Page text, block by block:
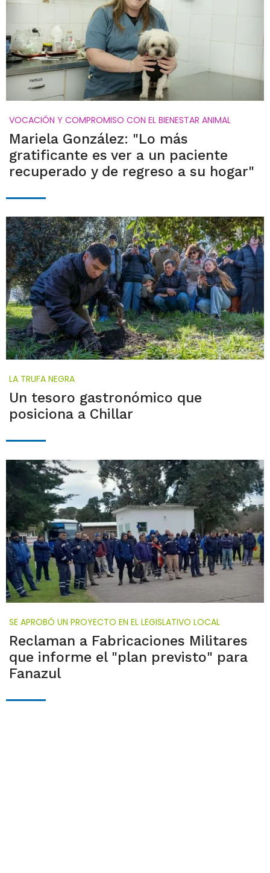
VOCACIÓN Y COMPROMISO CON EL BIENESTAR ANIMAL
Mariela González: "Lo más
gratificante es ver a un paciente
recuperado y de regreso a su hogar"
LA TRUFA NEGRA
Un tesoro gastronómico que
posiciona a Chillar
SE APROBÓ UN PROYECTO EN EL LEGISLATIVO LOCAL
Reclaman a Fabricaciones Militares
que informe el "plan previsto" para
Fanazul